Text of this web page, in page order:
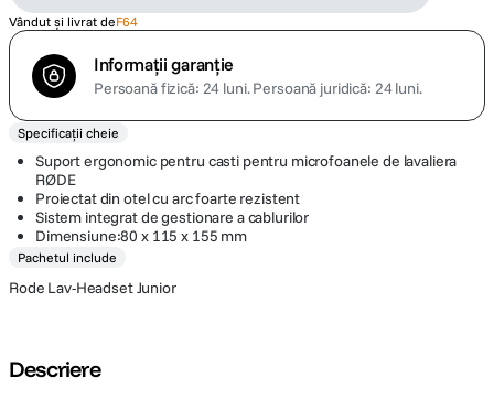
Vândut și livrat deF64
Informații garanție
Persoană fizică: 24 luni.Persoană juridică: 24 luni.
Specificații cheie
Suport ergonomic pentru casti pentru microfoanele de lavaliera
RØDE
Proiectat din otel cu arc foarte rezistent
Sistem integrat de gestionare a cablurilor
Dimensiune:80 x 115 x 155 mm
Pachetul include
Rode Lav-Headset Junior
Descriere